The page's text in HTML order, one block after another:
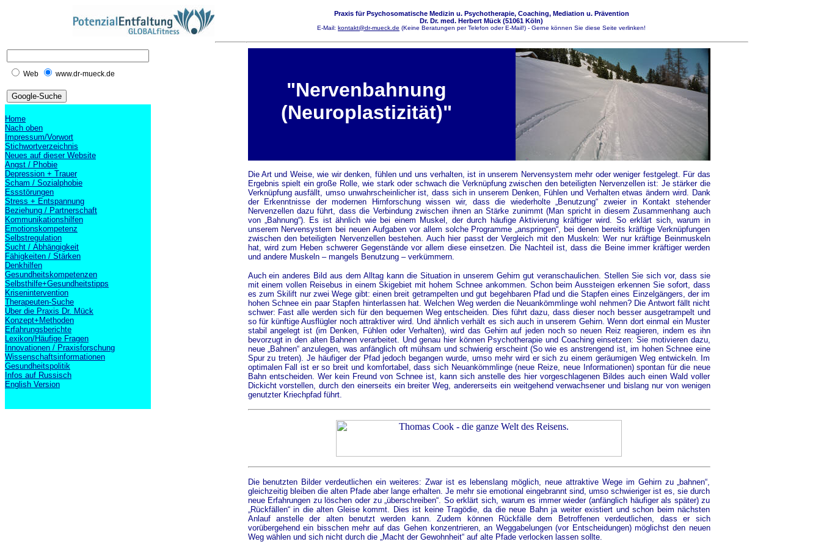
Praxis für Psychosomatische Medizin u. Psychotherapie, Coaching, Mediation u. Prävention
Dr. Dr. med. Herbert Mück (51061 Köln)
E-Mail: kontakt@dr-mueck.de (Keine Beratungen per Telefon oder E-Mail!) - Gerne können Sie diese Seite verlinken!
Web www.dr-mueck.de
Home
Nach oben
Impressum/Vorwort
Stichwortverzeichnis
Neues auf dieser Website
Angst / Phobie
Depression + Trauer
Scham / Sozialphobie
Essstörungen
Stress + Entspannung
Beziehung / Partnerschaft
Kommunikationshilfen
Emotionskompetenz
Selbstregulation
Sucht / Abhängigkeit
Fähigkeiten / Stärken
Denkhilfen
Gesundheitskompetenzen
Selbsthilfe+Gesundheitstipps
Krisenintervention
Therapeuten-Suche
Über die Praxis Dr. Mück
Konzept+Methoden
Erfahrungsberichte
Lexikon/Häufige Fragen
Innovationen / Praxisforschung
Wissenschaftsinformationen
Gesundheitspolitik
Infos auf Russisch
English Version
"Nervenbahnung
(Neuroplastizität)"
Die Art und Weise, wie wir denken, fühlen und uns verhalten, ist in unserem Nervensystem mehr oder weniger festgelegt. Für das
Ergebnis spielt ein große Rolle, wie stark oder schwach die Verknüpfung zwischen den beteiligten Nervenzellen ist: Je stärker die
Verknüpfung ausfällt, umso unwahrscheinlicher ist, dass sich in unserem Denken, Fühlen und Verhalten etwas ändern wird. Dank
der Erkenntnisse der modernen Hirnforschung wissen wir, dass die wiederholte „Benutzung“ zweier in Kontakt stehender
Nervenzellen dazu führt, dass die Verbindung zwischen ihnen an Stärke zunimmt (Man spricht in diesem Zusammenhang auch
von „Bahnung“). Es ist ähnlich wie bei einem Muskel, der durch häufige Aktivierung kräftiger wird. So erklärt sich, warum in
unserem Nervensystem bei neuen Aufgaben vor allem solche Programme „anspringen“, bei denen bereits kräftige Verknüpfungen
zwischen den beteiligten Nervenzellen bestehen. Auch hier passt der Vergleich mit den Muskeln: Wer nur kräftige Beinmuskeln
hat, wird zum Heben schwerer Gegenstände vor allem diese einsetzen. Die Nachteil ist, dass die Beine immer kräftiger werden
und andere Muskeln – mangels Benutzung – verkümmern.
Auch ein anderes Bild aus dem Alltag kann die Situation in unserem Gehirn gut veranschaulichen. Stellen Sie sich vor, dass sie
mit einem vollen Reisebus in einem Skigebiet mit hohem Schnee ankommen. Schon beim Aussteigen erkennen Sie sofort, dass
es zum Skilift nur zwei Wege gibt: einen breit getrampelten und gut begehbaren Pfad und die Stapfen eines Einzelgängers, der im
hohen Schnee ein paar Stapfen hinterlassen hat. Welchen Weg werden die Neuankömmlinge wohl nehmen? Die Antwort fällt nicht
schwer: Fast alle werden sich für den bequemen Weg entscheiden. Dies führt dazu, dass dieser noch besser ausgetrampelt und
so für künftige Ausflügler noch attraktiver wird. Und ähnlich verhält es sich auch in unserem Gehirn. Wenn dort einmal ein Muster
stabil angelegt ist (im Denken, Fühlen oder Verhalten), wird das Gehirn auf jeden noch so neuen Reiz reagieren, indem es ihn
bevorzugt in den alten Bahnen verarbeitet. Und genau hier können Psychotherapie und Coaching einsetzen: Sie motivieren dazu,
neue „Bahnen“ anzulegen, was anfänglich oft mühsam und schwierig erscheint (So wie es anstrengend ist, im hohen Schnee eine
Spur zu treten). Je häufiger der Pfad jedoch begangen wurde, umso mehr wird er sich zu einem geräumigen Weg entwickeln. Im
optimalen Fall ist er so breit und komfortabel, dass sich Neuankömmlinge (neue Reize, neue Informationen) spontan für die neue
Bahn entscheiden. Wer kein Freund von Schnee ist, kann sich anstelle des hier vorgeschlagenen Bildes auch einen Wald voller
Dickicht vorstellen, durch den einerseits ein breiter Weg, andererseits ein weitgehend verwachsener und bislang nur von wenigen
genutzter Kriechpfad führt.
Die benutzten Bilder verdeutlichen ein weiteres: Zwar ist es lebenslang möglich, neue attraktive Wege im Gehirn zu „bahnen“,
gleichzeitig bleiben die alten Pfade aber lange erhalten. Je mehr sie emotional eingebrannt sind, umso schwieriger ist es, sie durch
neue Erfahrungen zu löschen oder zu „überschreiben“. So erklärt sich, warum es immer wieder (anfänglich häufiger als später) zu
„Rückfällen“ in die alten Gleise kommt. Dies ist keine Tragödie, da die neue Bahn ja weiter existiert und schon beim nächsten
Anlauf anstelle der alten benutzt werden kann. Zudem können Rückfälle dem Betroffenen verdeutlichen, dass er sich
vorübergehend ein bisschen mehr auf das Gehen konzentrieren, an Weggabelungen (vor Entscheidungen) möglichst den neuen
Weg wählen und sich nicht durch die „Macht der Gewohnheit“ auf alte Pfade verlocken lassen sollte.